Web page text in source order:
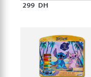
299 DH